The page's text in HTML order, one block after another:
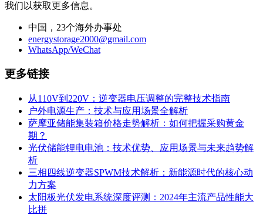
我们以获取更多信息。
中国，23个海外办事处
energystorage2000@gmail.com
WhatsApp/WeChat
更多链接
从110V到220V：逆变器电压调整的完整技术指南
户外电源生产：技术与应用场景全解析
萨摩亚储能集装箱价格走势解析：如何把握采购黄金
期？
光伏储能锂电电池：技术优势、应用场景与未来趋势解
析
三相四线逆变器SPWM技术解析：新能源时代的核心动
力方案
太阳板光伏发电系统深度评测：2024年主流产品性能大
比拼